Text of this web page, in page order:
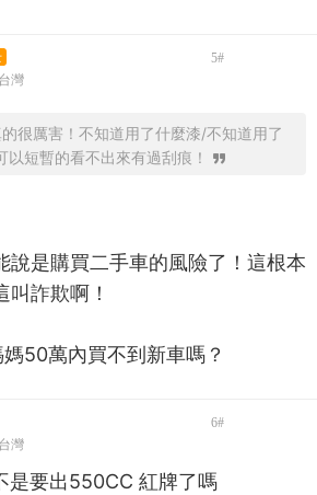
5#
灣
很厲害！不知道用了什麼漆/不知道用了
以短暫的看不出來有過刮痕！
說是購買二手車的風險了！這根本
叫詐欺啊！
50萬內買不到新車嗎？
6#
灣
是要出550CC 紅牌了嗎